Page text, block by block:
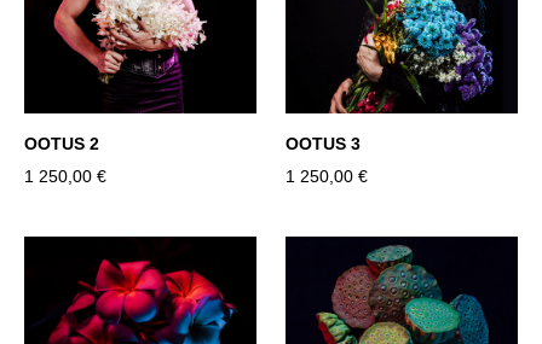
OOTUS 2
1 250,00 €
OOTUS 3
1 250,00 €